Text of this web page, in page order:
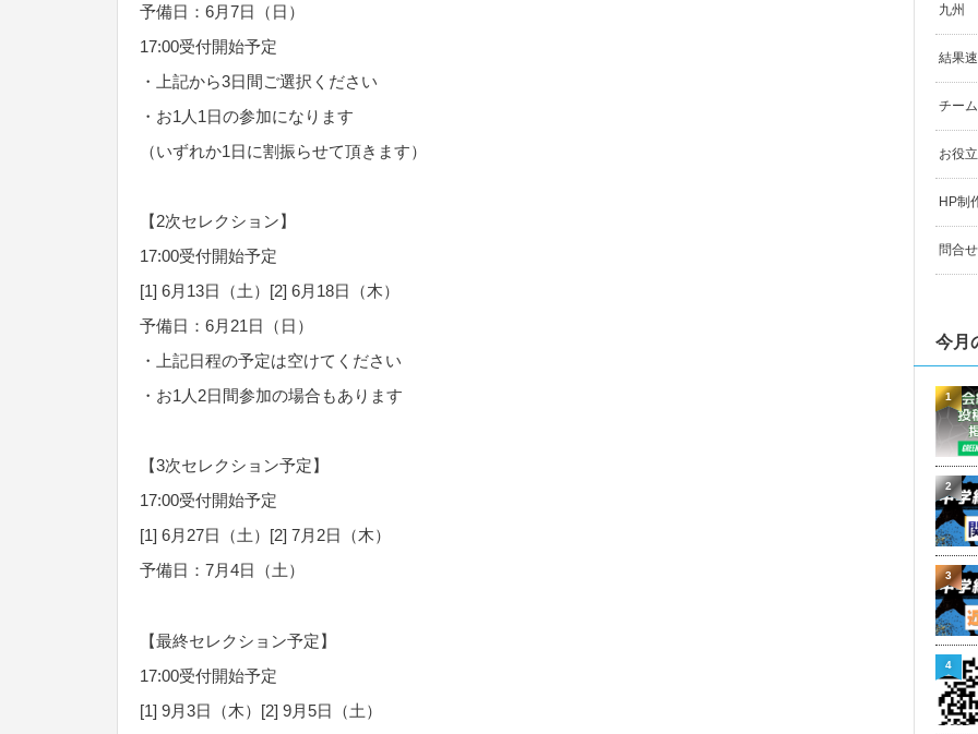
予備日：6月7日（日）
17:00受付開始予定
・上記から3日間ご選択ください
・お1人1日の参加になります
（いずれか1日に割振らせて頂きます）
【2次セレクション】
17:00受付開始予定
[1] 6月13日（土）[2] 6月18日（木）
予備日：6月21日（日）
・上記日程の予定は空けてください
・お1人2日間参加の場合もあります
【3次セレクション予定】
17:00受付開始予定
[1] 6月27日（土）[2] 7月2日（木）
予備日：7月4日（土）
【最終セレクション予定】
17:00受付開始予定
[1] 9月3日（木）[2] 9月5日（土）
九州
結果
チー
お役
HP制
問合せ
今月
1
2
3
4